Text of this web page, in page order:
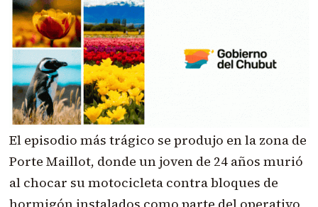
El episodio más trágico se produjo en la zona de
Porte Maillot, donde un joven de 24 años murió
al chocar su motocicleta contra bloques de